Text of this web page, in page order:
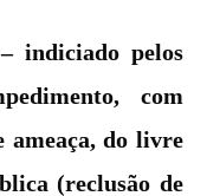
indiciado pelos
com
ameaça, do livre
(reclusão de